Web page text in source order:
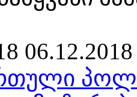
06.12.2018